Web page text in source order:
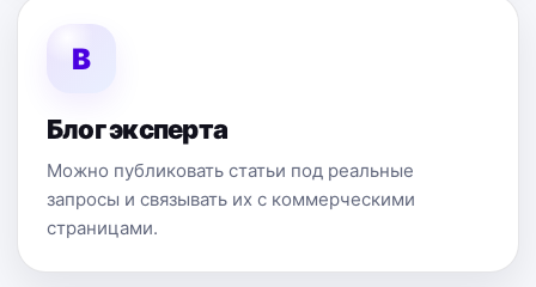
B
Блог эксперта
Можно публиковать статьи под реальные
запросы и связывать их с коммерческими
страницами.